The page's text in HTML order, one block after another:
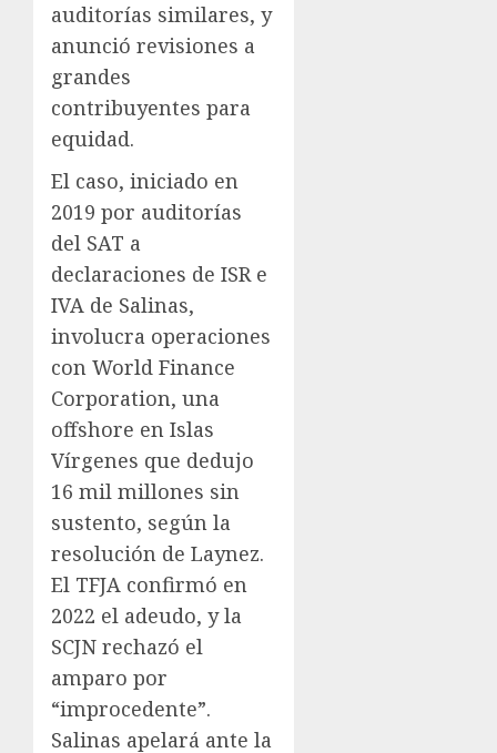
auditorías similares, y
anunció revisiones a
grandes
contribuyentes para
equidad.
El caso, iniciado en
2019 por auditorías
del SAT a
declaraciones de ISR e
IVA de Salinas,
involucra operaciones
con World Finance
Corporation, una
offshore en Islas
Vírgenes que dedujo
16 mil millones sin
sustento, según la
resolución de Laynez.
El TFJA confirmó en
2022 el adeudo, y la
SCJN rechazó el
amparo por
“improcedente”.
Salinas apelará ante la